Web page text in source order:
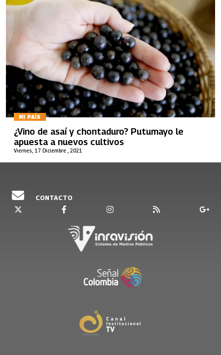
MI PAÍS
Viernes, 17 Diciembre , 2021
¿Vino de asaí y chontaduro? Putumayo le
apuesta a nuevos cultivos
CONTACTO